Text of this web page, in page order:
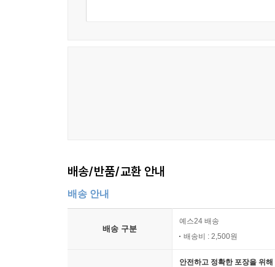
배송/반품/교환 안내
배송 안내
배송 구분
예스24 배송
배송비 : 2,500원
안전하고 정확한 포장을 위